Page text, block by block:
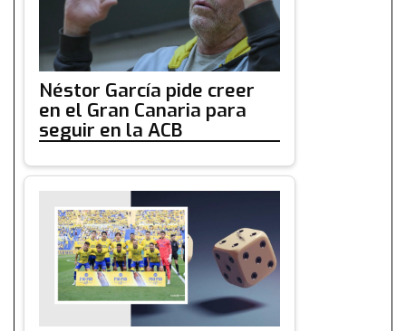
Néstor García pide creer
en el Gran Canaria para
seguir en la ACB